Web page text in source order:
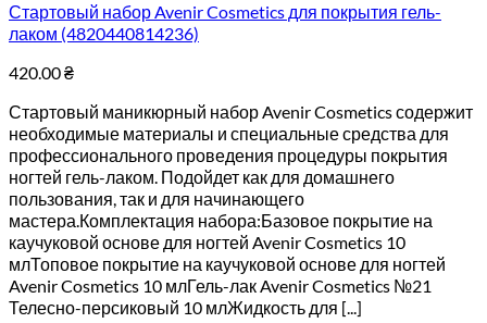
Стартовый набор Avenir Cosmetics для покрытия гель-
лаком (4820440814236)
420.00₴
Стартовый маникюрный набор Avenir Cosmetics содержит
необходимые материалы и специальные средства для
профессионального проведения процедуры покрытия
ногтей гель-лаком. Подойдет как для домашнего
пользования, так и для начинающего
мастера.Комплектация набора:Базовое покрытие на
каучуковой основе для ногтей Avenir Cosmetics 10
млТоповое покрытие на каучуковой основе для ногтей
Avenir Cosmetics 10 млГель-лак Avenir Cosmetics №21
Телесно-персиковый 10 млЖидкость для [...]